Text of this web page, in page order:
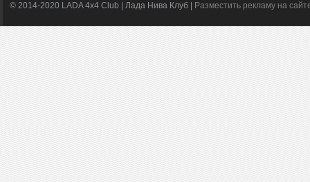
© 2014-2020 LADA 4x4 Club | Лада Нива Клуб | Разместить рекламу на